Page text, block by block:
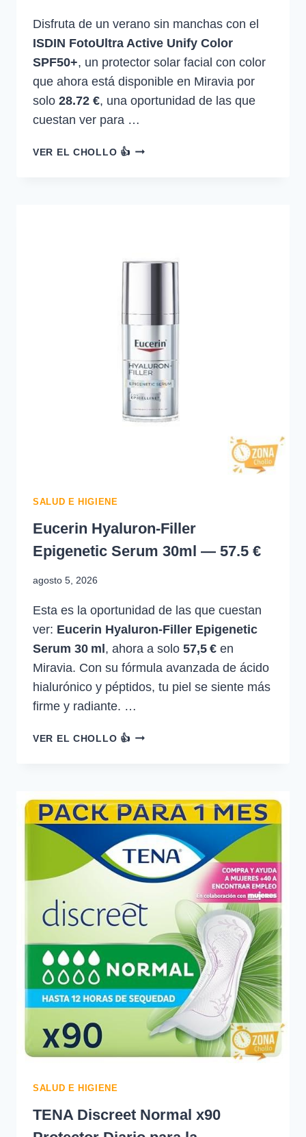
Disfruta de un verano sin manchas con el
ISDIN FotoUltra Active Unify Color
SPF50+, un protector solar facial con color
que ahora está disponible en Miravia por
solo 28.72 €, una oportunidad de las que
cuestan ver para …
VER EL CHOLLO 👍ISDIN
ML
—
28.72
SALUD E HIGIENE
Eucerin Hyaluron-Filler
Epigenetic Serum 30ml — 57.5 €
agosto 5, 2026
Esta es la oportunidad de las que cuestan
ver: Eucerin Hyaluron‑Filler Epigenetic
Serum 30 ml, ahora a solo 57,5 € en
Miravia. Con su fórmula avanzada de ácido
hialurónico y péptidos, tu piel se siente más
firme y radiante. …
VER EL CHOLLO 👍EUCERIN
SERUM
30ML
—
€
SALUD E HIGIENE
TENA Discreet Normal x90